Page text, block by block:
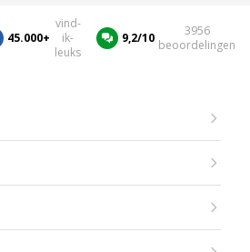
45.000+
vind-
ik-
leuks
9,2/10
3956
beoordelingen